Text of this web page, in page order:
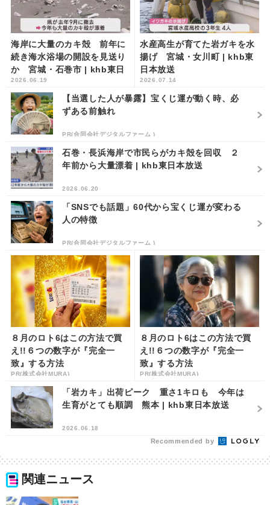
海岸に大量のカキ殻 前年に
続き海水浴場の開設を見送り
か 宮城・石巻市 | khb東日
本放送
2026.06.19
水産高生が育てた岩ガキを水
揚げ 宮城・女川町 | khb東
日本放送
2026.07.14
【当選した人が暴露】宝くじ運が動く時、必
ずある前触れ
PR(合同会社デジタルファーム )
石巻・長浜海岸で市民らがカキ殻を回収 ２
年前から大量漂着 | khb東日本放送
2026.06.20
「SNSでも話題」60代から宝くじ運が変わる
人の特徴
PR(合同会社デジタルファーム )
８月のロト6はこの方法で買
え!!６つの数字が『完全一
致』する方法
PR(株式会社MURA)
８月のロト6はこの方法で買
え!!６つの数字が『完全一
致』する方法
PR(株式会社MURA)
「岩カキ」出荷ピーク 重さ1キロも 今年は
生育がとても順調 熊本 | khb東日本放送
2026.06.18
Recommended by
関連ニュース